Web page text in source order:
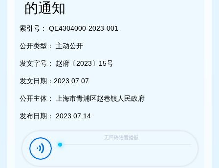
的通知
索引号： QE4304000-2023-001
公开类型： 主动公开
发文字号： 赵府〔2023〕15号
发文日期： 2023.07.07
公开主体： 上海市青浦区赵巷镇人民政府
发布日期： 2023.07.14